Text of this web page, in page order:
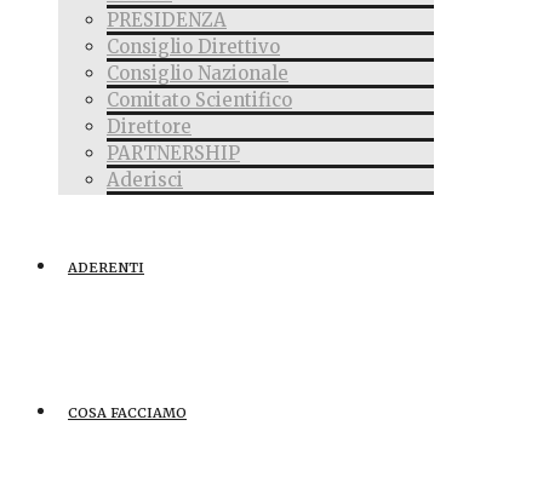
PRESIDENZA
Consiglio Direttivo
Consiglio Nazionale
Comitato Scientifico
Direttore
PARTNERSHIP
Aderisci
ADERENTI
COSA FACCIAMO